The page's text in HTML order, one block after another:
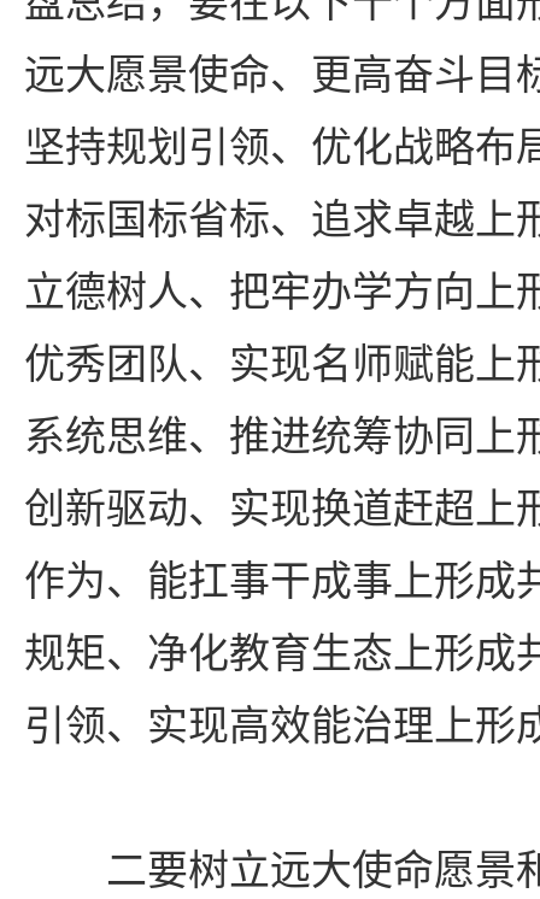
远大愿景使命、更高奋斗目
坚持规划引领、优化战略布
对标国标省标、追求卓越上
立德树人、把牢办学方向上
优秀团队、实现名师赋能上
系统思维、推进统筹协同上
创新驱动、实现换道赶超上
作为、能扛事干成事上形成
规矩、净化教育生态上形成
引领、实现高效能治理上形
二要树立远大使命愿景